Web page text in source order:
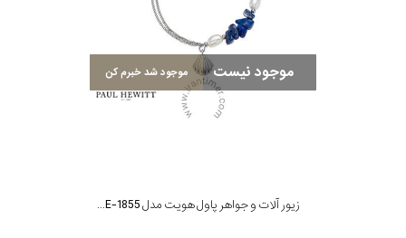
موجود نیست موجود شد خبرم کن
زیور آلات و جواهر پاول هویت مدل PH-JE-1855